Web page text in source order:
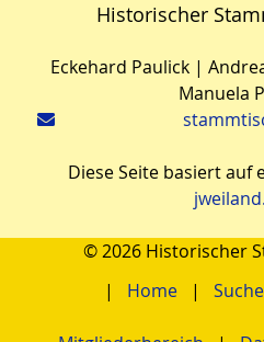
Historischer
Eckehard Paulick |
Manuela
Diese Seite basiert auf
© 2026 Historischer
Home
Suche